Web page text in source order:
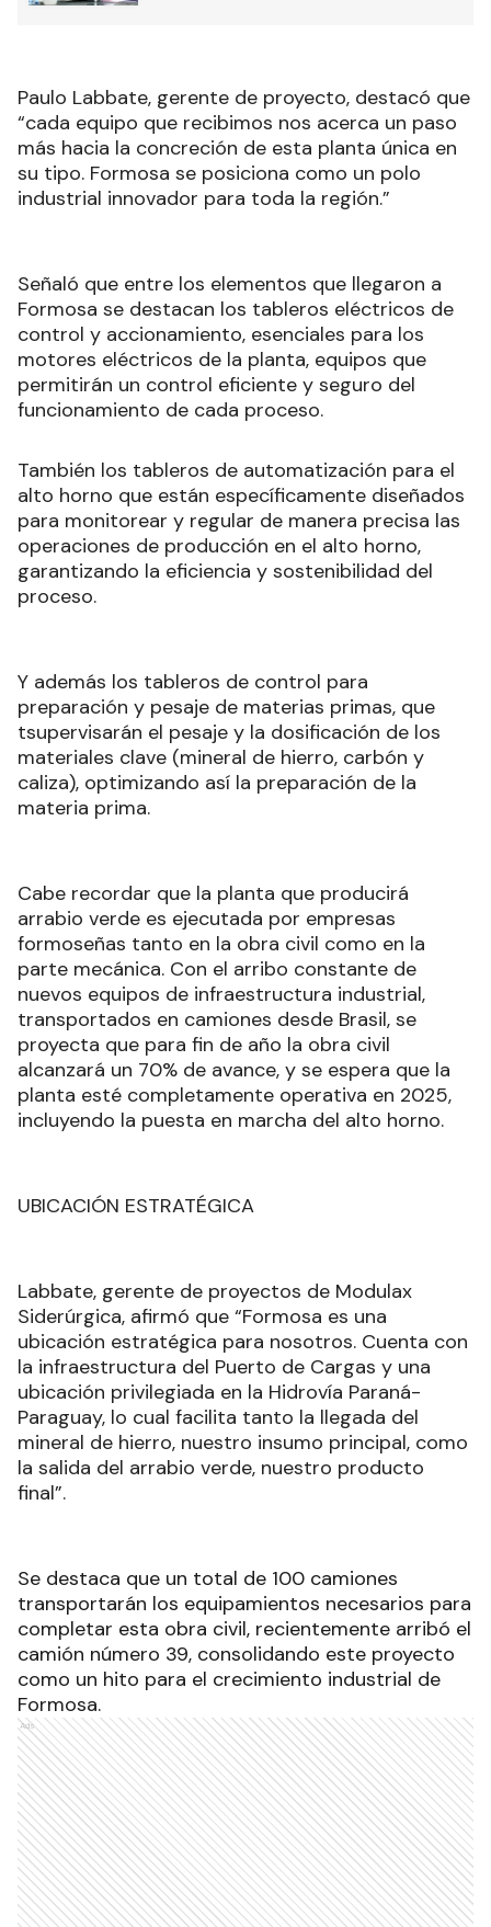
Paulo Labbate, gerente de proyecto, destacó que
“cada equipo que recibimos nos acerca un paso
más hacia la concreción de esta planta única en
su tipo. Formosa se posiciona como un polo
industrial innovador para toda la región.”
Señaló que entre los elementos que llegaron a
Formosa se destacan los tableros eléctricos de
control y accionamiento, esenciales para los
motores eléctricos de la planta, equipos que
permitirán un control eficiente y seguro del
funcionamiento de cada proceso.
También los tableros de automatización para el
alto horno que están específicamente diseñados
para monitorear y regular de manera precisa las
operaciones de producción en el alto horno,
garantizando la eficiencia y sostenibilidad del
proceso.
Y además los tableros de control para
preparación y pesaje de materias primas, que
tsupervisarán el pesaje y la dosificación de los
materiales clave (mineral de hierro, carbón y
caliza), optimizando así la preparación de la
materia prima.
Cabe recordar que la planta que producirá
arrabio verde es ejecutada por empresas
formoseñas tanto en la obra civil como en la
parte mecánica. Con el arribo constante de
nuevos equipos de infraestructura industrial,
transportados en camiones desde Brasil, se
proyecta que para fin de año la obra civil
alcanzará un 70% de avance, y se espera que la
planta esté completamente operativa en 2025,
incluyendo la puesta en marcha del alto horno.
UBICACIÓN ESTRATÉGICA
Labbate, gerente de proyectos de Modulax
Siderúrgica, afirmó que “Formosa es una
ubicación estratégica para nosotros. Cuenta con
la infraestructura del Puerto de Cargas y una
ubicación privilegiada en la Hidrovía Paraná-
Paraguay, lo cual facilita tanto la llegada del
mineral de hierro, nuestro insumo principal, como
la salida del arrabio verde, nuestro producto
final”.
Se destaca que un total de 100 camiones
transportarán los equipamientos necesarios para
completar esta obra civil, recientemente arribó el
camión número 39, consolidando este proyecto
como un hito para el crecimiento industrial de
Formosa.
Ads